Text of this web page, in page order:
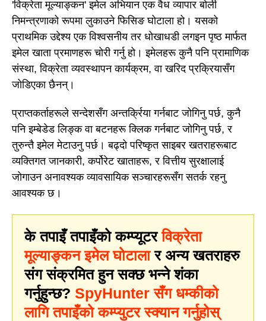
'विक्रेता मूल्याङ्कन' इमेल अभियान एक वैध व्यापार बोली
निमन्त्रणाको रूपमा लुकाउने फिसिङ घोटाला हो। यसको
प्राथमिक उद्देश्य एक विश्वसनीय तर धोखाधडी लगइन पृष्ठ मार्फत
इमेल खाता प्रमाणहरू चोरी गर्नु हो। इमेलहरू कुनै पनि प्रामाणिक
संस्था, विक्रेता व्यवस्थापन कार्यक्रम, वा खरिद प्रक्रियासँग
जोडिएका छैनन्।
प्राप्तकर्ताहरूले सन्देशसँग अन्तर्क्रिया गर्नबाट जोगिनु पर्छ, कुनै
पनि इम्बेडेड लिङ्क वा बटनहरू क्लिक गर्नबाट जोगिनु पर्छ, र
तुरुन्तै इमेल मेटाउनु पर्छ। बढ्दो परिष्कृत साइबर खतराहरूबाट
व्यक्तिगत जानकारी, कर्पोरेट खाताहरू, र वित्तीय सुरक्षालाई
जोगाउन अनावश्यक व्यावसायिक सञ्चारहरूसँग सतर्क रहनु
आवश्यक छ।
के तपाइँ तपाइँको कम्प्यूटरविक्रेता
मूल्याङ्कन इमेल घोटालार अन्य खतराहरु
संग संक्रमित हुन सक्छ भन्ने शंका
गर्नुहुन्छ? SpyHunter सँग धम्कीको
लागि तपाइँको कम्प्युटर स्क्यान गर्नुहोस्